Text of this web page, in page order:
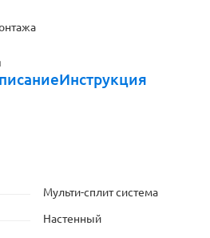
Инструкция
Мульти-сплит система
Настенный